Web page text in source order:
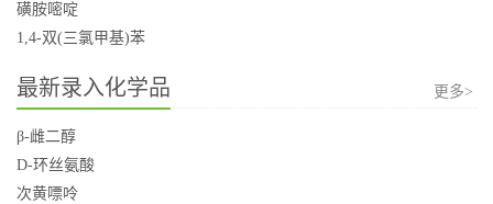
磺胺嘧啶
1,4-双(三氯甲基)苯
最新录入化学品 更多>
β-雌二醇
D-环丝氨酸
次黄嘌呤